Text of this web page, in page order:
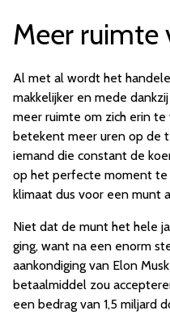
Meer ruimte
Al met al wordt het
makkelijker en mede
meer ruimte om zich erin
betekent meer uren op de
iemand die constant de
op het perfecte moment te
klimaat dus voor een munt
Niet dat de munt het hele
ging, want na een enorm
aankondiging van Elon
betaalmiddel zou
een bedrag van 1,5 miljard